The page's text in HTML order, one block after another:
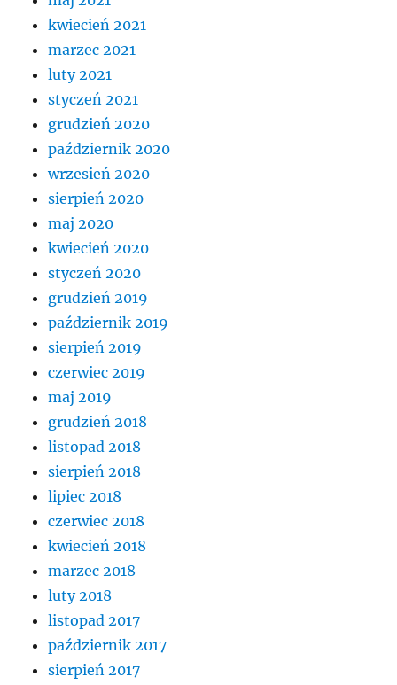
kwiecień 2021
marzec 2021
luty 2021
styczeń 2021
grudzień 2020
październik 2020
wrzesień 2020
sierpień 2020
maj 2020
kwiecień 2020
styczeń 2020
grudzień 2019
październik 2019
sierpień 2019
czerwiec 2019
maj 2019
grudzień 2018
listopad 2018
sierpień 2018
lipiec 2018
czerwiec 2018
kwiecień 2018
marzec 2018
luty 2018
listopad 2017
październik 2017
sierpień 2017